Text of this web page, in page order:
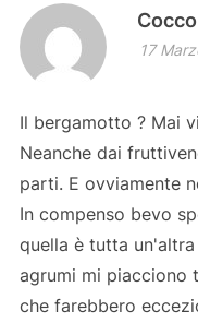
17
Il bergamotto ? Mai
Neanche dai
parti. E ovviamente
In compenso bevo
quella è tutta
agrumi mi piacciono
che farebbero